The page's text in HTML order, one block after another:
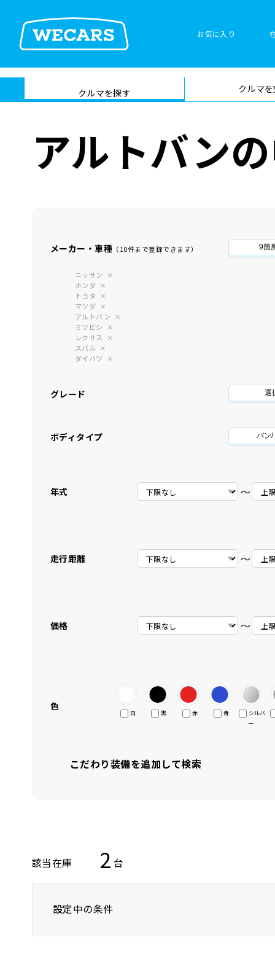
お気に入り
在庫検索
サイト内検
索
クルマを探す クルマ
アルトバン
メーカー・車種 （10件まで登録できます） 9箇
ニッサン
ホンダ
トヨタ
マツダ
アルトバン
ミツビシ
レクサス
スバル
ダイハツ
グレード 選
ボディタイプ バン/
年式 〜
走行距離 〜
価格 〜
色
白 黒 赤 青
シルバ
ー
こだわり装備を追加して検索
該当在庫 2 台
設定中の条件